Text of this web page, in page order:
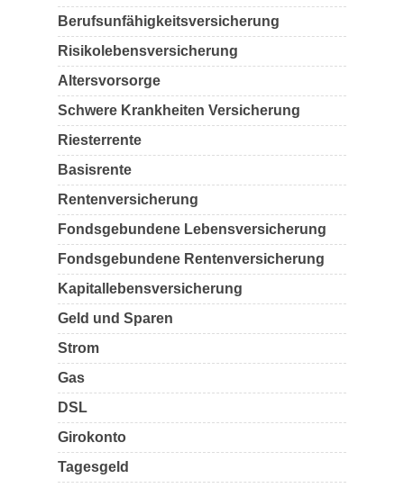
Berufs­unfähigkeitsversicherung
Risikolebensversicherung
Altersvorsorge
Schwere Krankheiten Versicherung
Riesterrente
Basisrente
Rentenversicherung
Fondsgebundene Lebensversicherung
Fondsgebundene Rentenversicherung
Kapitallebensversicherung
Geld und Sparen
Strom
Gas
DSL
Girokonto
Tagesgeld